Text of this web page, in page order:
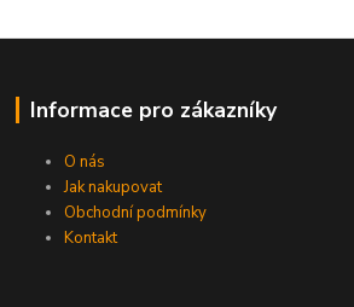
Informace pro zákazníky
O nás
Jak nakupovat
Obchodní podmínky
Kontakt